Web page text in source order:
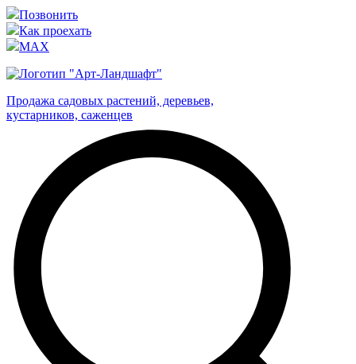
Позвонить
Как проехать
MAX
Продажа садовых растений, деревьев,
кустарников, саженцев